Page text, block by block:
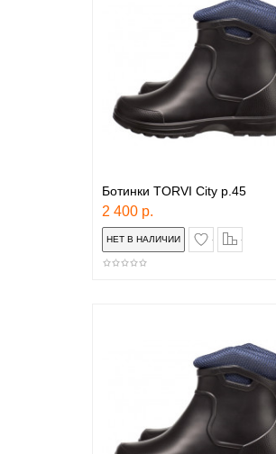
Ботинки TORVI City р.45
2 400 р.
в закладки